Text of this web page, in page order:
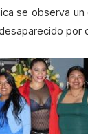
se observa
por